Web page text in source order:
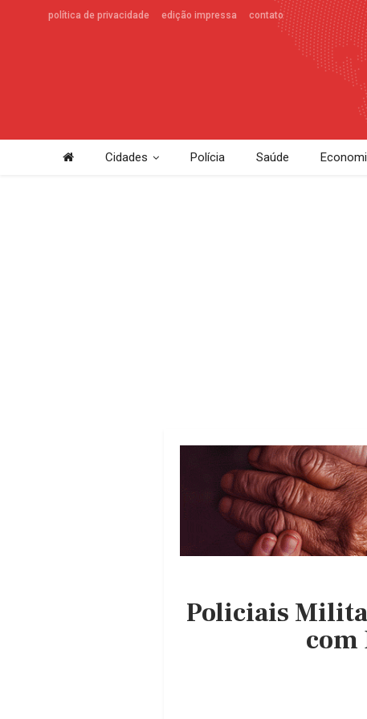
política de privacidade edição impressa contato
Cidades Polícia Saúde
Policiais
com